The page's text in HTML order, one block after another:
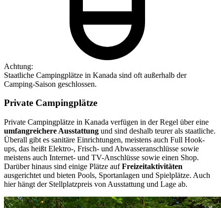
Achtung:
Staatliche Campingplätze in Kanada sind oft außerhalb der
Camping-Saison geschlossen.
Private Campingplätze
Private Campingplätze in Kanada verfügen in der Regel über eine
umfangreichere Ausstattung und sind deshalb teurer als staatliche.
Überall gibt es sanitäre Einrichtungen, meistens auch Full Hook-
ups, das heißt Elektro-, Frisch- und Abwasseranschlüsse sowie
meistens auch Internet- und TV-Anschlüsse sowie einen Shop.
Darüber hinaus sind einige Plätze aufFreizeitaktivitäten
ausgerichtet und bieten Pools, Sportanlagen und Spielplätze. Auch
hier hängt der Stellplatzpreis von Ausstattung und Lage ab.